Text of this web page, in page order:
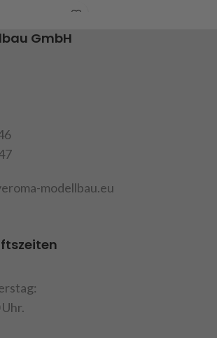
Breitreifen Art.Nr. 220978
enthalten)
GmbH
modellbau.eu